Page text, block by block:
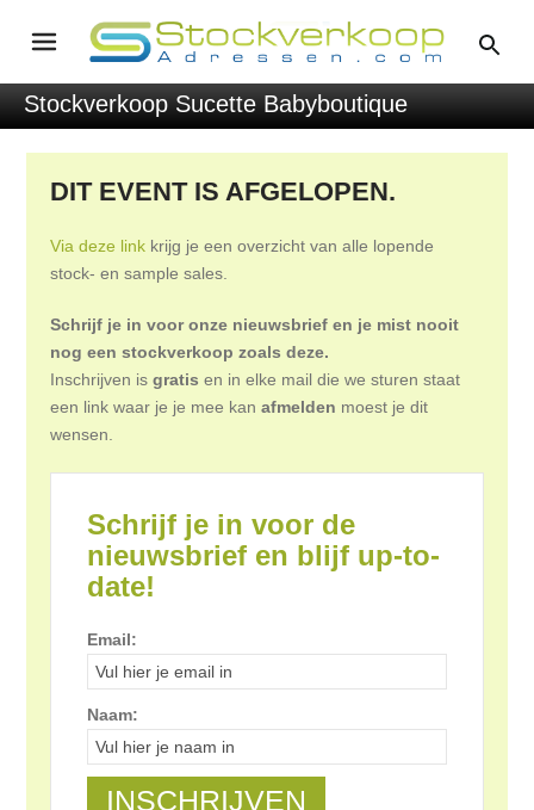
Stockverkoop Sucette Babyboutique
DIT EVENT IS AFGELOPEN.
Via deze link krijg je een overzicht van alle lopende
stock- en sample sales.
Schrijf je in voor onze nieuwsbrief en je mist nooit
nog een stockverkoop zoals deze.
Inschrijven isgratis en in elke mail die we sturen staat
een link waar je je mee kanafmelden moest je dit
wensen.
Schrijf je in voor de
nieuwsbrief en blijf up-to-
date!
Email:
Naam: